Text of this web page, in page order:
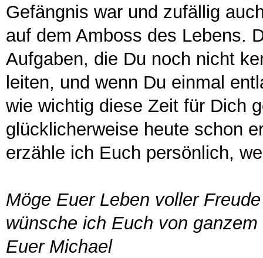
Gefängnis war und zufällig
auf dem Amboss des Lebens.
Aufgaben, die Du noch nicht
leiten, und wenn Du einmal
wie wichtig diese Zeit für Dich
glücklicherweise heute schon
erzähle ich Euch persönlich,
Möge Euer Leben voller
wünsche ich Euch von ganzem
Euer Michael